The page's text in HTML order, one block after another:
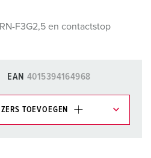
F3G2,5 en contactstop
EAN 4015394164968
TOEVOEGEN